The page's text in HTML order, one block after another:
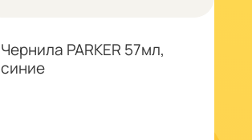
Чернила PARKER 57мл,
синие